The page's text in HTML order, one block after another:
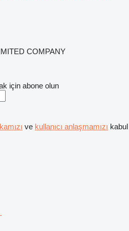
COMPANY
için abone olun
ve kullanıcı anlaşmamızı kabul